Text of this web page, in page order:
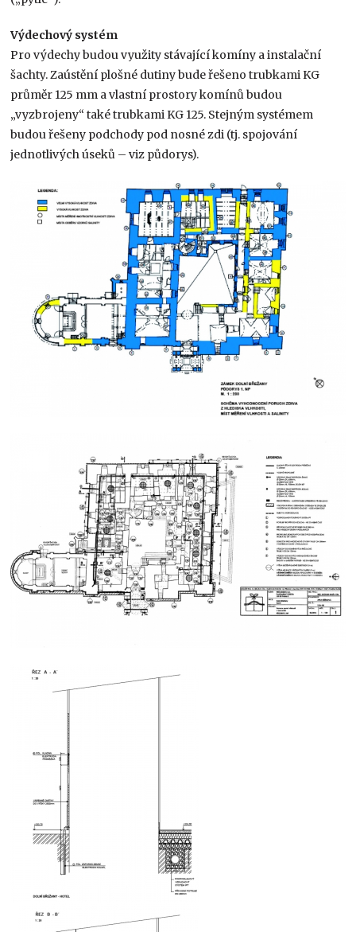
Výdechový systém
Pro výdechy budou využity stávající komíny a instalační
šachty. Zaústění plošné dutiny bude řešeno trubkami KG
průměr 125 mm a vlastní prostory komínů budou
„vyzbrojeny“ také trubkami KG 125. Stejným systémem
budou řešeny podchody pod nosné zdi (tj. spojování
jednotlivých úseků – viz půdorys).